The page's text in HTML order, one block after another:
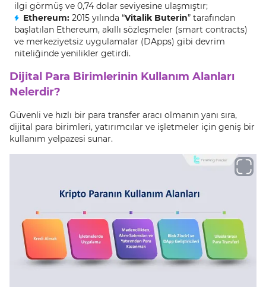
ilgi görmüş ve 0,74 dolar seviyesine ulaşmıştır;
Ethereum: 2015 yılında “Vitalik Buterin” tarafından
başlatılan Ethereum, akıllı sözleşmeler (smart contracts)
ve merkeziyetsiz uygulamalar (DApps) gibi devrim
niteliğinde yenilikler getirdi.
Dijital Para Birimlerinin Kullanım Alanları
Nelerdir?
Güvenli ve hızlı bir para transfer aracı olmanın yanı sıra,
dijital para birimleri, yatırımcılar ve işletmeler için geniş bir
kullanım yelpazesi sunar.